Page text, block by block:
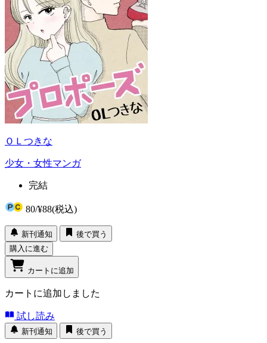
ＯＬつきな
少女・女性マンガ
完結
80/¥88(税込)
新刊通知
後で買う
購入に進む
カートに追加
カートに追加しました
試し読み
新刊通知 後で買う